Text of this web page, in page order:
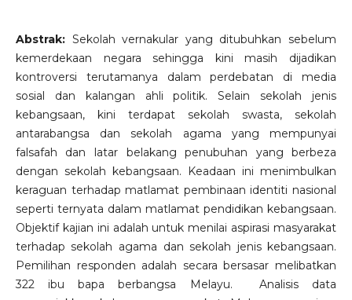
Abstrak:Sekolah vernakular yang ditubuhkan sebelum
kemerdekaan negara sehingga kini masih dijadikan
kontroversi terutamanya dalam perdebatan di media
sosial dan kalangan ahli politik. Selain sekolah jenis
kebangsaan, kini terdapat sekolah swasta, sekolah
antarabangsa dan sekolah agama yang mempunyai
falsafah dan latar belakang penubuhan yang berbeza
dengan sekolah kebangsaan. Keadaan ini menimbulkan
keraguan terhadap matlamat pembinaan identiti nasional
seperti ternyata dalam matlamat pendidikan kebangsaan.
Objektif kajian ini adalah untuk menilai aspirasi masyarakat
terhadap sekolah agama dan sekolah jenis kebangsaan.
Pemilihan responden adalah secara bersasar melibatkan
322 ibu bapa berbangsa Melayu. Analisis data